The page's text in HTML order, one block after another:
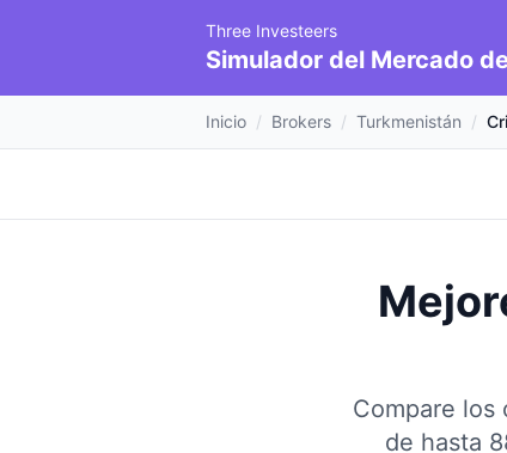
Three Investeers
Simulador del Mercado
Inicio / Brokers / Turkmenistán /
Compare los
de hasta